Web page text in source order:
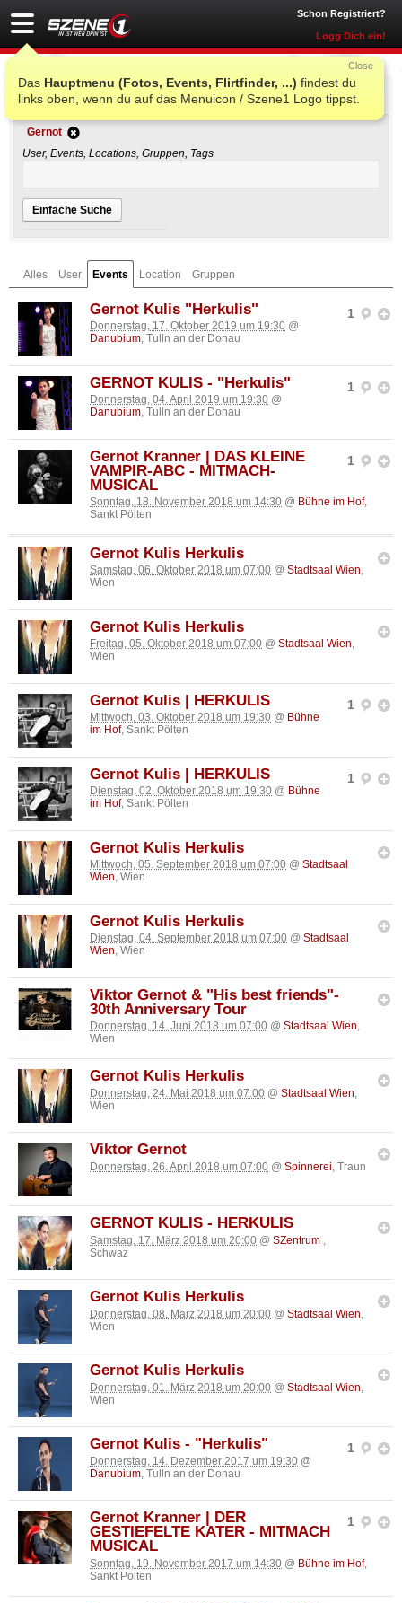
Schon Registriert?
Logg Dich ein!
Das Hauptmenu (Fotos, Events, Flirtfinder, ...) findest du
links oben, wenn du auf das Menuicon / Szene1 Logo tippst.
Close
Einfache Suche
Gernot
User, Events, Locations, Gruppen, Tags
Einfache Suche
Alles User Events Location Gruppen
1
Gernot Kulis "Herkulis"
Donnerstag, 17. Oktober 2019 um 19:30 @
Danubium, Tulln an der Donau
1
GERNOT KULIS - "Herkulis"
Donnerstag, 04. April 2019 um 19:30 @
Danubium, Tulln an der Donau
1
Gernot Kranner | DAS KLEINE
VAMPIR-ABC - MITMACH-
MUSICAL
Sonntag, 18. November 2018 um 14:30 @ Bühne im Hof,
Sankt Pölten
Gernot Kulis Herkulis
Samstag, 06. Oktober 2018 um 07:00 @ Stadtsaal Wien,
Wien
Gernot Kulis Herkulis
Freitag, 05. Oktober 2018 um 07:00 @ Stadtsaal Wien,
Wien
1
Gernot Kulis | HERKULIS
Mittwoch, 03. Oktober 2018 um 19:30 @ Bühne
im Hof, Sankt Pölten
1
Gernot Kulis | HERKULIS
Dienstag, 02. Oktober 2018 um 19:30 @ Bühne
im Hof, Sankt Pölten
Gernot Kulis Herkulis
Mittwoch, 05. September 2018 um 07:00 @ Stadtsaal
Wien, Wien
Gernot Kulis Herkulis
Dienstag, 04. September 2018 um 07:00 @ Stadtsaal
Wien, Wien
Viktor Gernot & "His best friends"-
30th Anniversary Tour
Donnerstag, 14. Juni 2018 um 07:00 @ Stadtsaal Wien,
Wien
Gernot Kulis Herkulis
Donnerstag, 24. Mai 2018 um 07:00 @ Stadtsaal Wien
Wien
Viktor Gernot
Donnerstag, 26. April 2018 um 07:00 @ Spinnerei , Traun
GERNOT KULIS - HERKULIS
Samstag, 17. März 2018 um 20:00 @ SZentrum
Schwaz
Gernot Kulis Herkulis
Donnerstag, 08. März 2018 um 20:00 @ Stadtsaal Wien
Wien
Gernot Kulis Herkulis
Donnerstag, 01. März 2018 um 20:00 @ Stadtsaal Wien
Wien
1
Gernot Kulis - "Herkulis"
Donnerstag, 14. Dezember 2017 um 19:30 @
Danubium , Tulln an der Donau
1
Gernot Kranner | DER
GESTIEFELTE KATER - MITMACH
MUSICAL
Sonntag, 19. November 2017 um 14:30 @ Bühne im Hof,
Sankt Pölten